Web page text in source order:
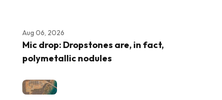
Aug 06, 2026
Mic drop: Dropstones are, in fact,
polymetallic nodules